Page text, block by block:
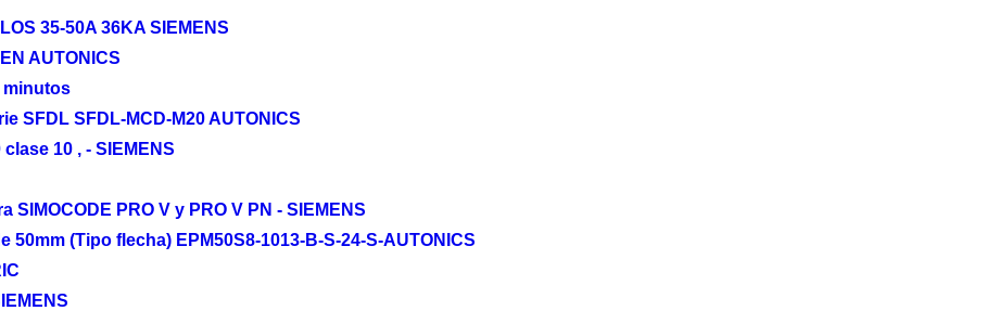
35-50A 36KA SIEMENS
AUTONICS
minutos
SFDL SFDL-MCD-M20 AUTONICS
10 , - SIEMENS
PRO V y PRO V PN - SIEMENS
(Tipo flecha) EPM50S8-1013-B-S-24-S-AUTONICS